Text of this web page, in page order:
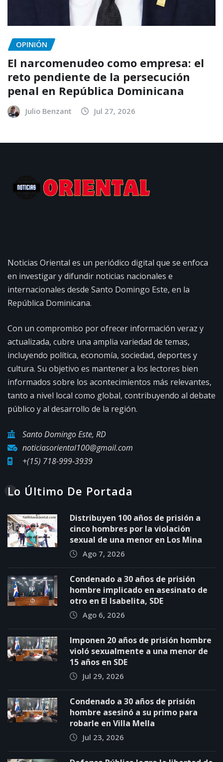
OPINIÓN
El narcomenudeo como empresa: el
reto pendiente de la persecución
penal en República Dominicana
Julio Benzant Jul 27, 2026
Noticias Oriental es un periódico digital que se enfoca
en investigar y difundir noticias nacionales e
internacionales desde Santo Domingo Este, en la
República Dominicana.
Con un compromiso por ofrecer información veraz y
actualizada, cubre una amplia variedad de temas,
incluyendo política, economía, sociedad, deportes y
cultura. Su objetivo es mantener a los lectores bien
informados sobre los acontecimientos más relevantes,
tanto a nivel local como global, contribuyendo al debate
público y al desarrollo de la región.
Santo Domingo Este, RD
noticiasoriental100@gmail.com
+(15) 718-999-3939
Lo Último De Portada
Distribuyen 100 años de prisión a
cinco hombres por la violación
sexual de una menor en Los Mina
Ago 7, 2026
Condenado a 30 años de prisión
hombre implicado en asesinato de
otro en El Isabelita, SDE
Ago 6, 2026
Imponen 20 años de prisión hombre
violó sexualmente a una menor de
15 años en SDE
Jul 29, 2026
Condenado a 30 años de prisión
hombre asesinó a su primo para
robarle en Villa Mella
Jul 23, 2026